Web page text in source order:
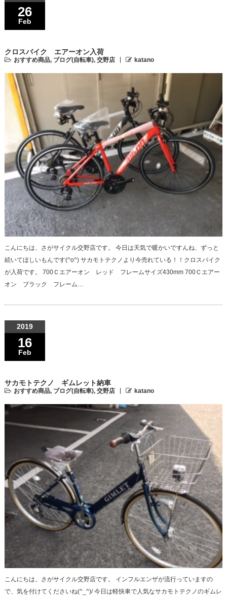
26
Feb
クロスバイク エアーオン入荷
おすすめ商品, ブログ(自転車), 交野店 katano
こんにちは、さがサイクル交野店です。 今日は天気で暖かいですんね、ずっと
続いてほしいもんです(^o^) サカモトテクノより今売れている！！クロスバイク
が入荷です。 700Ｃエアーオン レッド フレームサイズ430mm 700Ｃエアー
オン ブラック フレーム…
2019
16
Feb
サカモトテクノ ギムレット納車
おすすめ商品, ブログ(自転車), 交野店 katano
こんにちは、さがサイクル交野店です。 インフルエンザが流行っていますの
で、気を付けてくださいね(^_^)/ 今日は軽快車で人気なサカモトテクノのギムレ